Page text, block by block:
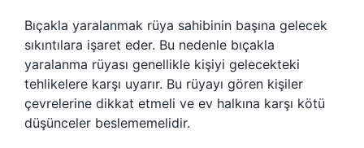
Bıçakla yaralanmak rüya sahibinin başına gelecek
sıkıntılara işaret eder. Bu nedenle bıçakla
yaralanma rüyası genellikle kişiyi gelecekteki
tehlikelere karşı uyarır. Bu rüyayı gören kişiler
çevrelerine dikkat etmeli ve ev halkına karşı kötü
düşünceler beslememelidir.